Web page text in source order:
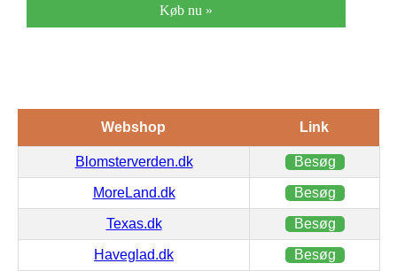
Køb nu »
Webshop Link
Blomsterverden.dk Besøg
MoreLand.dk Besøg
Texas.dk Besøg
Haveglad.dk Besøg